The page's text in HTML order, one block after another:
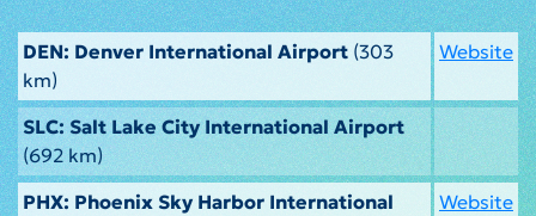
DEN: Denver International Airport (303
km)
Website
SLC: Salt Lake City International Airport
(692 km)
PHX: Phoenix Sky Harbor International
Website